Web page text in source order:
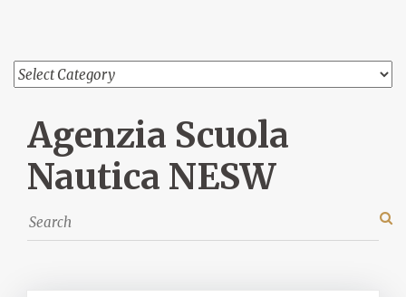
Agenzia Scuola
Nautica NESW